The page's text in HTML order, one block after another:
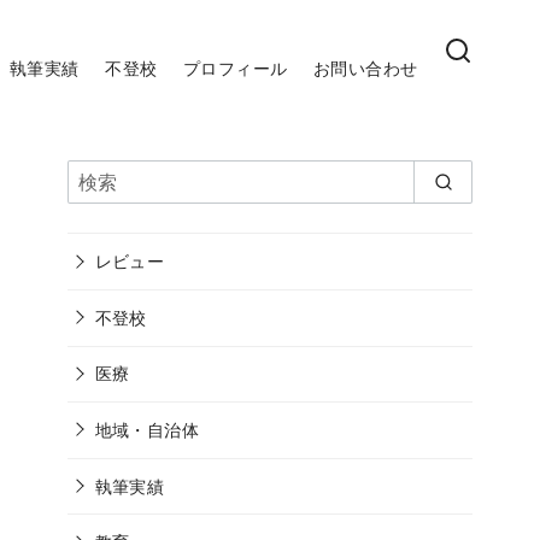
執筆実績 不登校 プロフィール お問い合わせ
レビュー
不登校
医療
地域・自治体
執筆実績